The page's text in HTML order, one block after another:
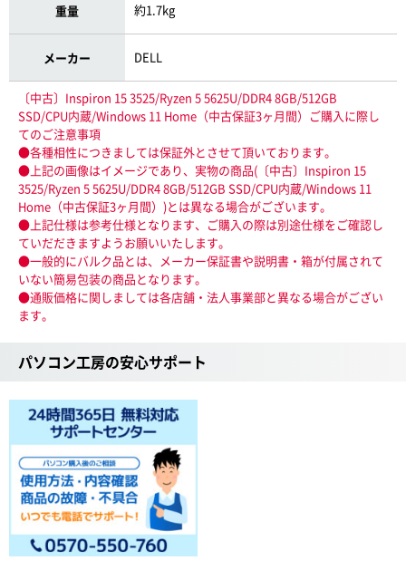
重量 約1.7kg
メーカー DELL
〔中古〕Inspiron 15 3525/Ryzen 5 5625U/DDR4 8GB/512GB
SSD/CPU内蔵/Windows 11 Home（中古保証3ヶ月間）ご購入に際し
てのご注意事項
●各種相性につきましては保証外とさせて頂いております。
●上記の画像はイメージであり、実物の商品(〔中古〕Inspiron 15
3525/Ryzen 5 5625U/DDR4 8GB/512GB SSD/CPU内蔵/Windows 11
Home（中古保証3ヶ月間）)とは異なる場合がございます。
●上記仕様は参考仕様となります、ご購入の際は別途仕様をご確認し
ていだだきますようお願いいたします。
●一般的にバルク品とは、メーカー保証書や説明書・箱が付属されて
いない簡易包装の商品となります。
●通販価格に関しましては各店舗・法人事業部と異なる場合がござい
ます。
パソコン工房の安心サポート